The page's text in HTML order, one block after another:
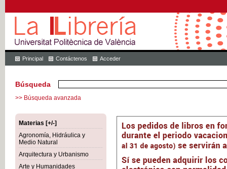
Principal Contáctenos Acceder
Búsqueda
>> Búsqueda avanzada
Materias [+/-]
Agronomía, Hidráulica y
Medio Natural
Arquitectura y Urbanismo
Arte y Humanidades